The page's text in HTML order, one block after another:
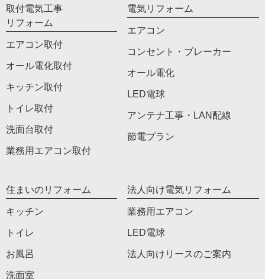
取付電気工事
リフォーム
エアコン取付
オール電化取付
キッチン取付
トイレ取付
洗面台取付
業務用エアコン取付
電気リフォーム
エアコン
コンセント・ブレーカー
オール電化
LED電球
アンテナ工事・LAN配線
節電プラン
住まいのリフォーム
キッチン
トイレ
お風呂
洗面室
法人向け電気リフォーム
業務用エアコン
LED電球
法人向けリースのご案内